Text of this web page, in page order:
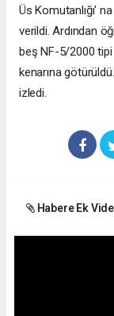
Üs Komutanlığı'
verildi. Ardından
beş NF-5/2000
kenarına
izledi.
Habere Ek